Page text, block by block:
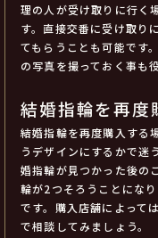
理の人が受け取りに行く
す。直接交番に受け取り
てもらうことも可能です
の写真を撮っておく事も
結婚指輪を再度
結婚指輪を再度購入する
うデザインにするかで迷
婚指輪が見つかった後の
輪が2つそろうことにな
です。購入店舗によって
で相談してみましょう。